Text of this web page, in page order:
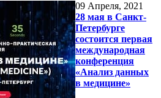
09 Апреля, 2021
28 мая в Санкт-
Петербурге
состоится первая
международная
конференция
«Анализ данных
в медицине»